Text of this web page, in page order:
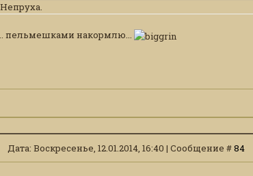
пельмешками накормлю...
Дата: Воскресенье, 12.01.2014, 16:40 | Сообщение #84